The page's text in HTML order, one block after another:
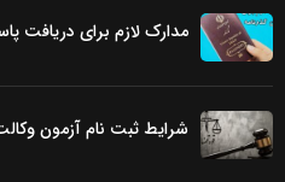
مدارک لازم برای دریافت
شرایط ثبت نام آزمون وکالت